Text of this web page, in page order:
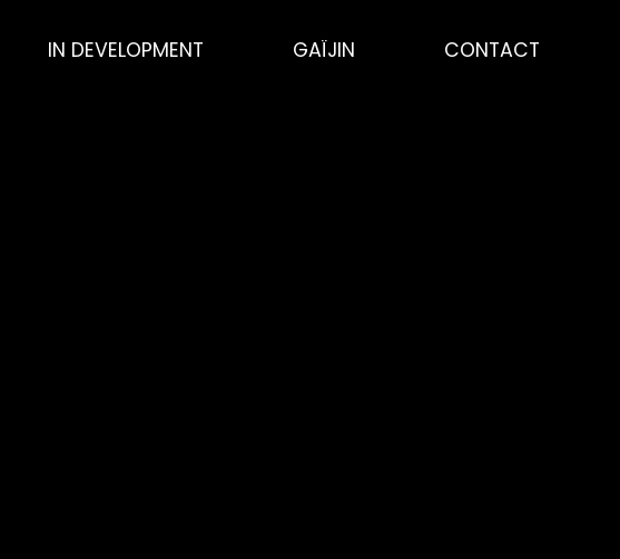
IN DEVELOPMENT GAÏJIN CONTACT